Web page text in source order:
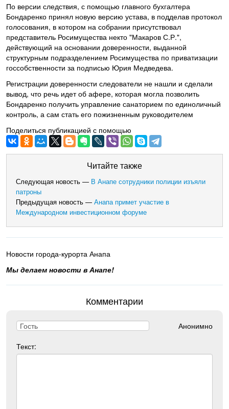
По версии следствия, с помощью главного бухгалтера
Бондаренко принял новую версию устава, в подделав протокол
голосования, в котором на собрании присутствовал
представитель Росимущества некто "Макаров С.Р.",
действующий на основании доверенности, выданной
структурным подразделением Росимущества по приватизации
госсобственности за подписью Юрия Медведева.
Регистрации доверенности следователи не нашли и сделали
вывод, что речь идет об афере, которая могла позволить
Бондаренко получить управление санаторием по единоличный
контроль, а сам стать его пожизненным руководителем
Поделиться публикацией с помощью
Читайте также
Следующая новость — В Анапе сотрудники полиции изъяли
патроны
Предыдущая новость — Анапа примет участие в
Международном инвестиционном форуме
Новости города-курорта Анапа
Мы делаем новости в Анапе!
Комментарии
Анонимно
Текст: